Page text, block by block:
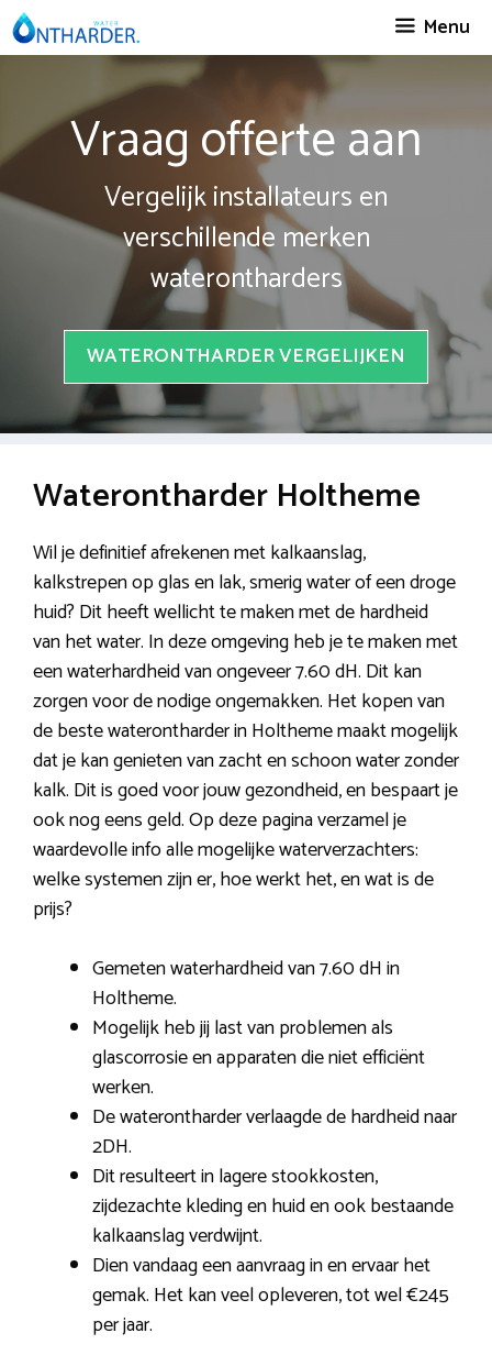
Spring
naar
Menu
Vraag offerte aan
Vergelijk installateurs en
verschillende merken
waterontharders
WATERONTHARDER VERGELIJKEN
Waterontharder Holtheme
Wil je definitief afrekenen met kalkaanslag,
kalkstrepen op glas en lak, smerig water of een droge
huid? Dit heeft wellicht te maken met de hardheid
van het water. In deze omgeving heb je te maken met
een waterhardheid van ongeveer 7.60 dH. Dit kan
zorgen voor de nodige ongemakken. Het kopen van
de beste waterontharder in Holtheme maakt mogelijk
dat je kan genieten van zacht en schoon water zonder
kalk. Dit is goed voor jouw gezondheid, en bespaart je
ook nog eens geld. Op deze pagina verzamel je
waardevolle info alle mogelijke waterverzachters:
welke systemen zijn er, hoe werkt het, en wat is de
prijs?
Gemeten waterhardheid van 7.60 dH in
Holtheme.
Mogelijk heb jij last van problemen als
glascorrosie en apparaten die niet efficiënt
werken.
De waterontharder verlaagde de hardheid naar
2DH.
Dit resulteert in lagere stookkosten,
zijdezachte kleding en huid en ook bestaande
kalkaanslag verdwijnt.
Dien vandaag een aanvraag in en ervaar het
gemak. Het kan veel opleveren, tot wel €245
per jaar.